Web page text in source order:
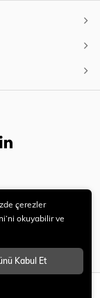
çerezler
okuyabilir ve
Kabul Et